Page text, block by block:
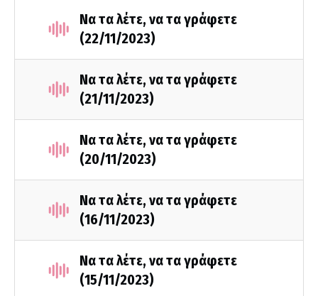
Να τα λέτε, να τα γράφετε
(22/11/2023)
Να τα λέτε, να τα γράφετε
(21/11/2023)
Να τα λέτε, να τα γράφετε
(20/11/2023)
Να τα λέτε, να τα γράφετε
(16/11/2023)
Να τα λέτε, να τα γράφετε
(15/11/2023)